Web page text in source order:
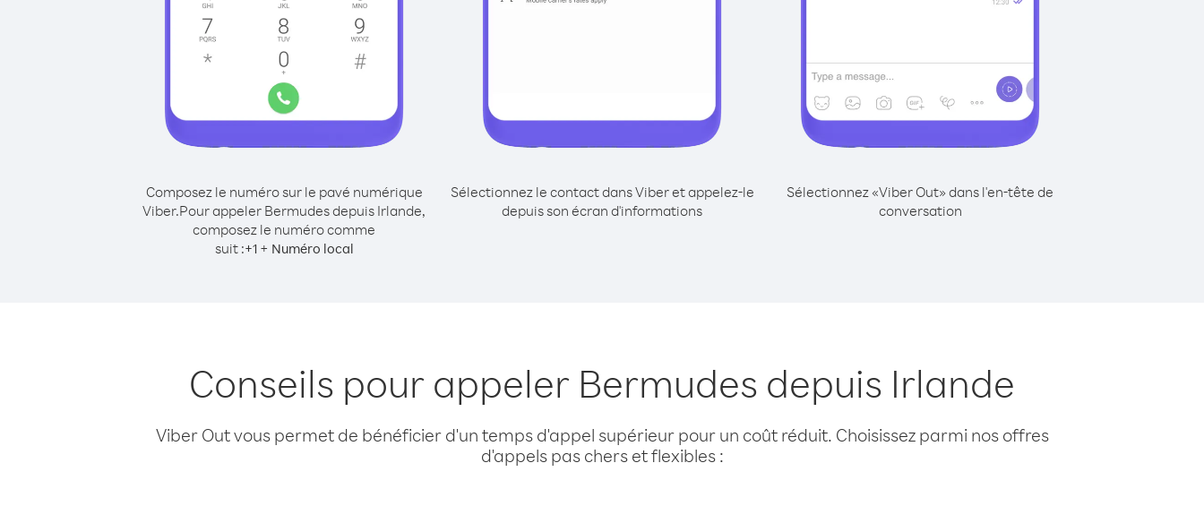
Composez le numéro sur le pavé numérique
Viber.Pour appeler Bermudes depuis Irlande,
composez le numéro comme
suit :+1+ Numéro local
Sélectionnez le contact dans Viber et appelez-le
depuis son écran d'informations
Sélectionnez «Viber Out» dans l'en-tête de
conversation
Conseils pour appeler Bermudes depuis Irlande
Viber Out vous permet de bénéficier d'un temps d'appel supérieur pour un coût réduit. Choisissez parmi nos offres
d'appels pas chers et flexibles :